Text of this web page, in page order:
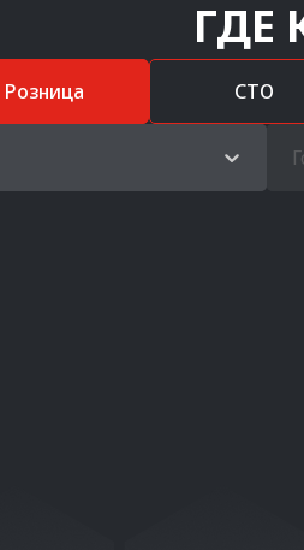
ГДЕ
Розница СТО